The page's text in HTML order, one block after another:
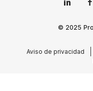
© 2025
Aviso de privacidad